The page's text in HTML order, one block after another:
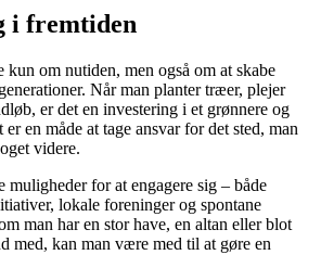
i fremtiden
om nutiden, men også om at skabe
Når man planter træer, plejer
er det en investering i et grønnere og
en måde at tage ansvar for det sted, man
videre.
muligheder for at engagere sig – både
lokale foreninger og spontane
man har en stor have, en altan eller blot
med, kan man være med til at gøre en